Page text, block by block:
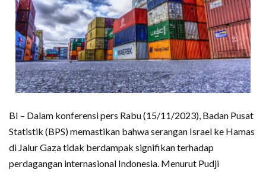
BI – Dalam konferensi pers Rabu (15/11/2023), Badan Pusat
Statistik (BPS) memastikan bahwa serangan Israel ke Hamas
di Jalur Gaza tidak berdampak signifikan terhadap
perdagangan internasional Indonesia. Menurut Pudji